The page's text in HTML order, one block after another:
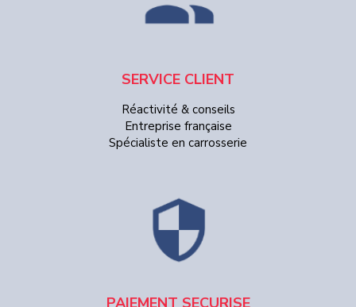
SERVICE CLIENT
Réactivité & conseils
Entreprise française
Spécialiste en carrosserie
PAIEMENT SECURISE